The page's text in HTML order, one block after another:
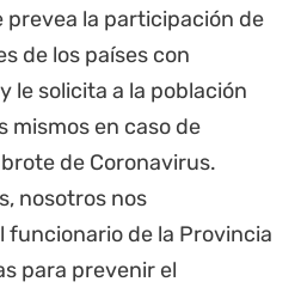
prevea la participación de
de los países con
le solicita a la población
mismos en caso de
de Coronavirus.
nosotros nos
funcionario de la Provincia
para prevenir el